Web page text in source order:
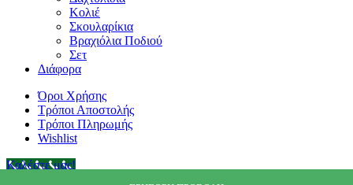
Κολιέ
Σκουλαρίκια
Βραχιόλια Ποδιού
Σετ
Διάφορα
Όροι Χρήσης
Τρόποι Αποστολής
Τρόποι Πληρωμής
Wishlist
Καλέστε μας!